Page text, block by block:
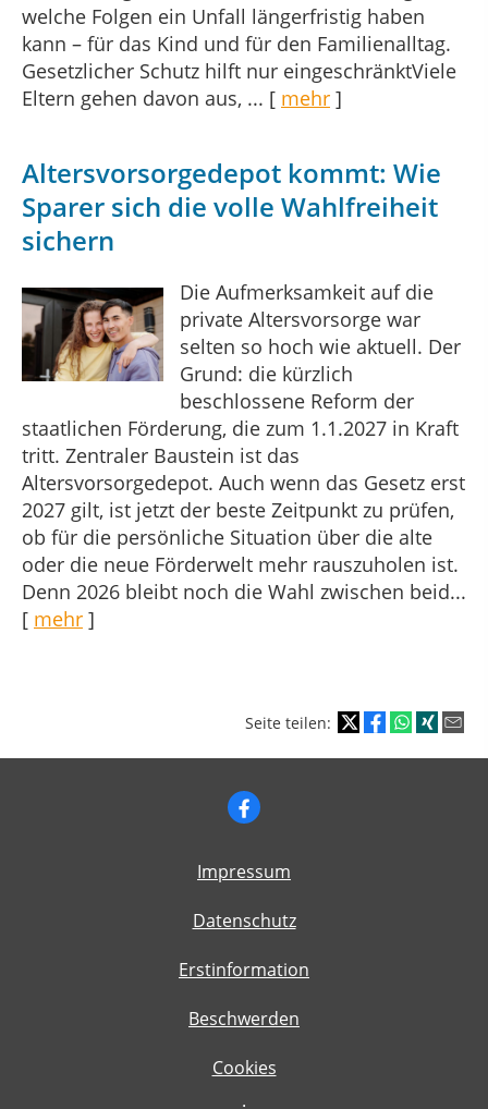
welche Folgen ein Unfall längerfristig haben
kann – für das Kind und für den Familienalltag.
Gesetzlicher Schutz hilft nur eingeschränktViele
Eltern gehen davon aus, ... [ mehr ]
Altersvorsorge­depot kommt: Wie
Sparer sich die volle Wahlfreiheit
sichern
Die Aufmerksamkeit auf die
private Altersvorsorge war
selten so hoch wie aktuell. Der
Grund: die kürzlich
beschlossene Reform der
staatlichen Förderung, die zum 1.1.2027 in Kraft
tritt. Zentraler Baustein ist das
Altersvorsorgedepot. Auch wenn das Gesetz erst
2027 gilt, ist jetzt der beste Zeitpunkt zu prüfen,
ob für die persönliche Situation über die alte
oder die neue Förderwelt mehr rauszuholen ist.
Denn 2026 bleibt noch die Wahl zwischen beid...
[ mehr ]
Seite teilen:
Impressum
Datenschutz
Erstinformation
Beschwerden
Cookies